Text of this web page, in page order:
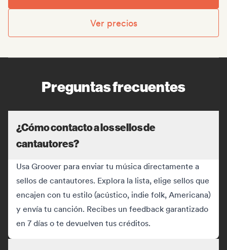
Ver precios
Preguntas frecuentes
¿Cómo contacto a los sellos de
cantautores?
Usa Groover para enviar tu música directamente a
sellos de cantautores. Explora la lista, elige sellos que
encajen con tu estilo (acústico, indie folk, Americana)
y envía tu canción. Recibes un feedback garantizado
en 7 días o te devuelven tus créditos.